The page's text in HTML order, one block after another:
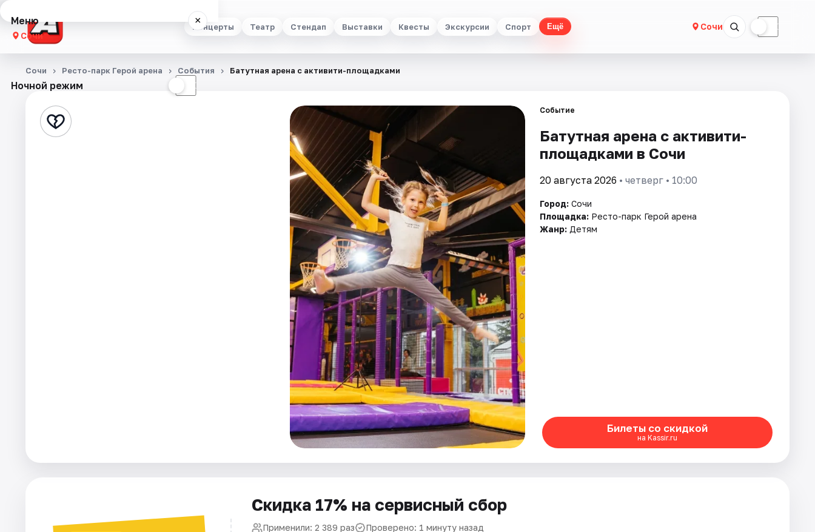
Концерты Театр Стендап Выставки Квесты Экскурсии Спорт Ещё Сочи ☾
Меню ×
Сочи
Концерты
Стендап
Ночной режим ☾
Сочи Ресто-парк Герой арена События Батутная арена с активити-площадками
Событие
Батутная арена с активити-
площадками в Сочи
20 августа 2026 • четверг • 10:00
Город: Сочи
Площадка: Ресто-парк Герой арена
Жанр: Детям
Билеты со скидкой
на Kassir.ru
Скидка 17% на сервисный сбор
Применили: 2 389 раз Проверено: 1 минуту назад